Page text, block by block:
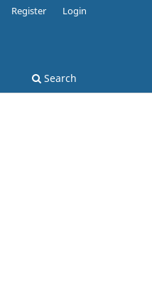
Search
Register Login